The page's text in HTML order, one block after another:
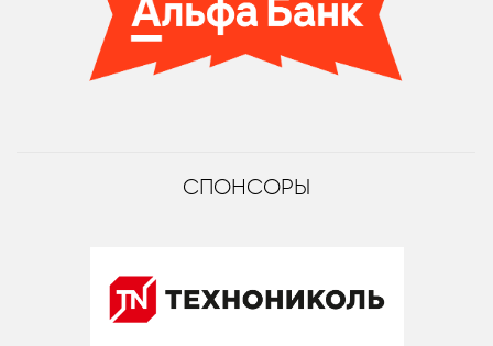
СПОНСОРЫ